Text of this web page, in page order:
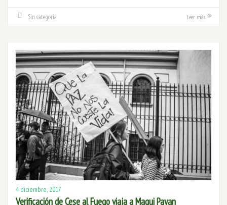
Sin categoría Leer más
4 diciembre, 2017
Verificación de Cese al Fuego viaja a Magui Payan